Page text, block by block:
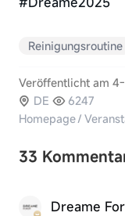
Reinigungsroutine
Veröffentlicht am
DE
6247
Homepage/
33
Dreame